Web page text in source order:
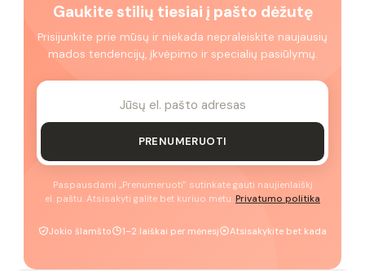
Gaukite stilių tiesiai į pašto dėžutę
Prisijunkite prie mūsų ir niekada nepraleiskite naujausių
mados tendencijų, įkvėpimo ir specialių pasiūlymų.
PRENUMERUOTI
Paspausdami „Prenumeruoti" sutinkate gauti naujienlaiškį
el. paštu. Atsisakyti galite bet kuriuo metu. Privatumo politika
Jokio šlamšto 1–2 laiškai per mėnesį Atsisakykite bet kada